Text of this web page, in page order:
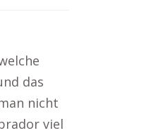
das
nicht
viel